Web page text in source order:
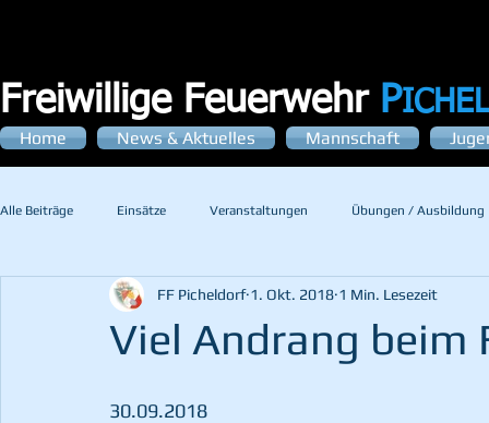
Freiwillige Feuerwehr P
Home News & Aktuelles Mannschaft
Alle Beiträge Einsätze Veranstaltungen Übungen / Ausbildung
Viel Andrang beim
FF Picheldorf 1. Okt. 2018 1 Min. Lesezeit
30.09.2018